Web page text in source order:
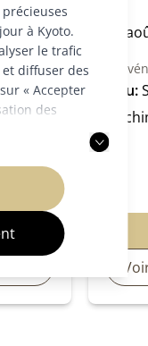
à Kyoto.
le trafic
diffuser des
« Accepter
des
politique
Autres
08
Lieu: